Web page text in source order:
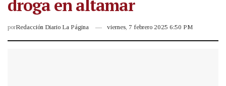
droga en altamar
porRedacción Diario La Página viernes, 7 febrero 2025 6:50 PM